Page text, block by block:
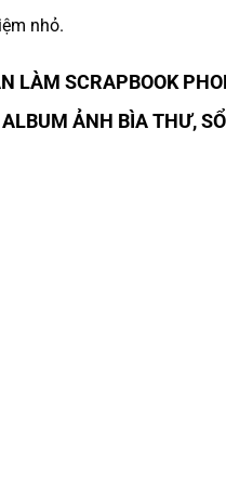
nhỏ.
LÀM SCRAPBOOK
ẢNH BÌA THƯ,